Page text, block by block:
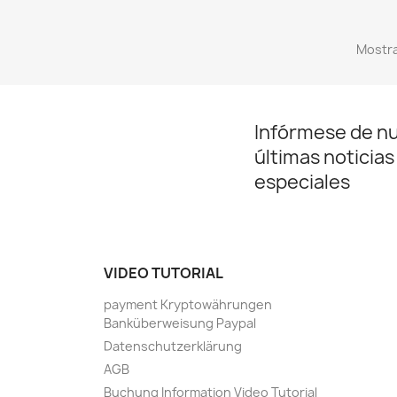
Infórmese de
últimas
especiales
VIDEO TUTORIAL
payment Kryptowährungen
Banküberweisung Paypal
Datenschutzerklärung
AGB
Buchung Information Video Tutorial